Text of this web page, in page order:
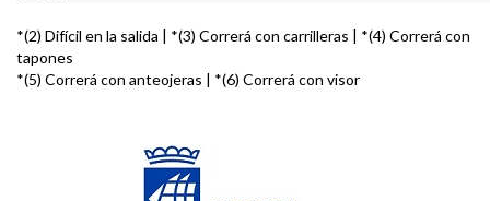
*(2) Difícil en la salida | *(3) Correrá con carrilleras | *(4) Correrá con
tapones
*(5) Correrá con anteojeras | *(6) Correrá con visor